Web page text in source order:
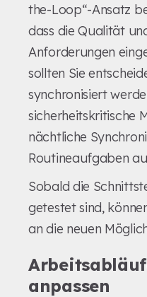
the-Loop“-Ansatz
dass die Qualität
Anforderungen
sollten Sie
synchronisiert
sicherheitskritische
nächtliche
Routineaufgaben
Sobald die
getestet sind,
an die neuen
anpassen